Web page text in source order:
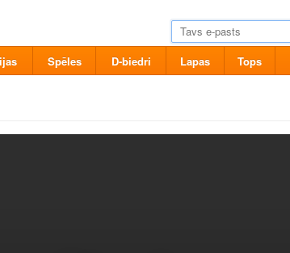
Spēles D-biedri Lapas Tops